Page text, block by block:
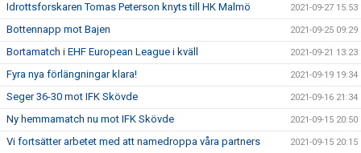
Idrottsforskaren Tomas Peterson knyts till HK Malmö 2021-09-27 15:53
Bottennapp mot Bajen 2021-09-25 09:29
Bortamatch i EHF European League i kväll 2021-09-21 13:23
Fyra nya förlängningar klara! 2021-09-19 19:34
Seger 36-30 mot IFK Skövde 2021-09-16 21:34
Ny hemmamatch nu mot IFK Skövde 2021-09-15 20:50
Vi fortsätter arbetet med att namedroppa våra partners 2021-09-15 20:15